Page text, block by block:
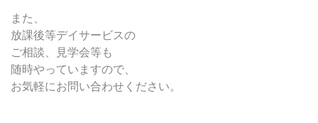
また、
放課後等デイサービスの
ご相談、見学会等も
随時やっていますので、
お気軽にお問い合わせください。